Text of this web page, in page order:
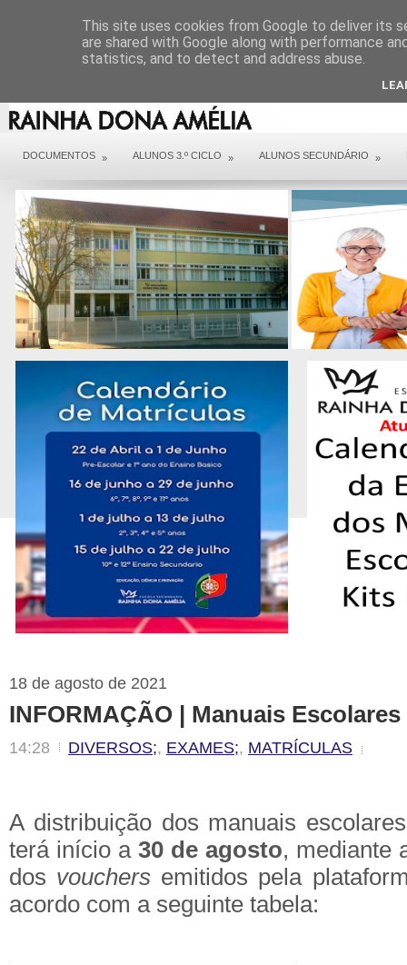
DOCUMENTOS » ALUNOS 3.º CICLO » ALUNOS SECUNDÁRIO »
18 de agosto de 2021
INFORMAÇÃO | Manuais Escolares
14:28 DIVERSOS;, EXAMES;, MATRÍCULAS
A distribuição dos manuais
terá início a 30 de agosto, mediante
dos vouchers emitidos pela
acordo com a seguinte tabela:
This site uses cookies from Google to deliver its
are shared with Google along with performance
statistics, and to detect and address abuse.